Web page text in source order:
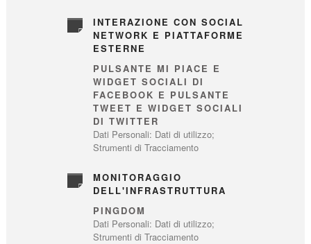
INTERAZIONE CON SOCIAL
NETWORK E PIATTAFORME
ESTERNE
PULSANTE MI PIACE E
WIDGET SOCIALI DI
FACEBOOK E PULSANTE
TWEET E WIDGET SOCIALI
DI TWITTER
Dati Personali: Dati di utilizzo;
Strumenti di Tracciamento
MONITORAGGIO
DELL'INFRASTRUTTURA
PINGDOM
Dati Personali: Dati di utilizzo;
Strumenti di Tracciamento